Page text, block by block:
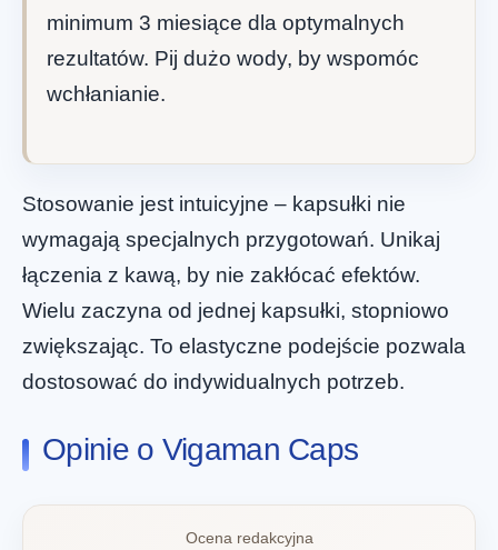
minimum 3 miesiące dla optymalnych
rezultatów. Pij dużo wody, by wspomóc
wchłanianie.
Stosowanie jest intuicyjne – kapsułki nie
wymagają specjalnych przygotowań. Unikaj
łączenia z kawą, by nie zakłócać efektów.
Wielu zaczyna od jednej kapsułki, stopniowo
zwiększając. To elastyczne podejście pozwala
dostosować do indywidualnych potrzeb.
Opinie o Vigaman Caps
Ocena redakcyjna